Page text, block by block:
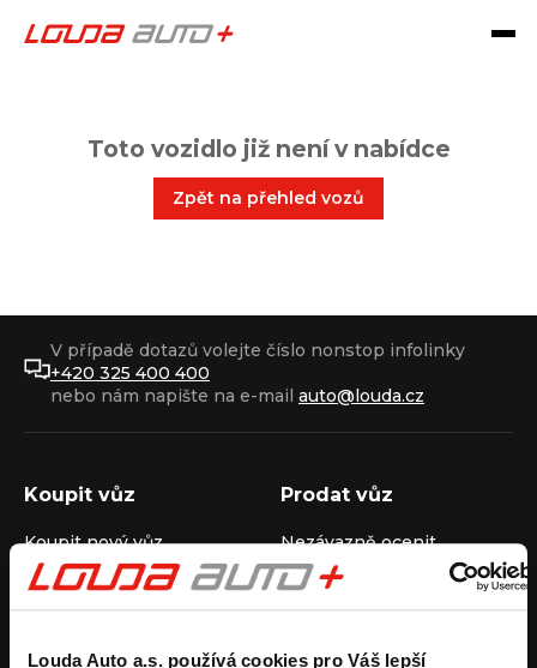
Louda Auto a.s. používá cookies pro Váš lepší
Toto vozidlo již není v nabídce
Zpět na přehled vozů
V případě dotazů volejte číslo nonstop infolinky
+420 325 400 400
nebo nám napište na e-mail auto@louda.cz
Koupit vůz
Koupit nový vůz
Koupit ojetý vůz
Koupit užitkový vůz
Prodat vůz
Nezávazně ocenit
Průběh výkupu vozu
Pronájem Společnost